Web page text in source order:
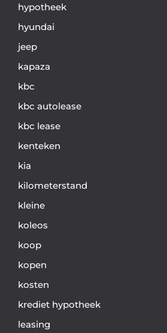
hypotheek
hyundai
jeep
kapaza
kbc
kbc autolease
kbc lease
kenteken
kia
kilometerstand
kleine
koleos
koop
kopen
kosten
krediet hypotheek
leasing